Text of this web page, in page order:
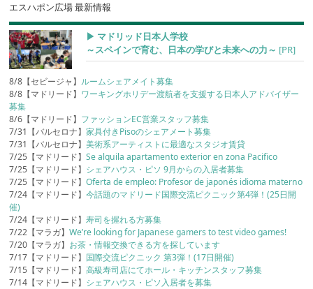
エスハポン広場 最新情報
▶︎ マドリッド日本人学校
～スペインで育む、日本の学びと未来への力～ [PR]
8/8【セビージャ】 ルームシェアメイト募集
8/8【マドリード】 ワーキングホリデー渡航者を支援する日本人アドバイザー
募集
8/6【マドリード】 ファッションEC営業スタッフ募集
7/31【バルセロナ】家具付きPisoのシェアメート募集
7/31【バルセロナ】美術系アーティストに最適なスタジオ賃貸
7/25【マドリード】Se alquila apartamento exterior en zona Pacifico
7/25【マドリード】 シェアハウス・ピソ 9月からの入居者募集
7/25【マドリード】Oferta de empleo: Profesor de japonés idioma materno
7/24【マドリード】今話題のマドリード国際交流ピクニック第4弾！(25日開
催)
7/24【マドリード】寿司を握れる方募集
7/22【マラガ】We’re looking for Japanese gamers to test video games!
7/20【マラガ】 お茶・情報交換できる方を探しています
7/17【マドリード】 国際交流ピクニック 第3弾！(17日開催)
7/15【マドリード】高級寿司店にてホール・キッチンスタッフ募集
7/14【マドリード】 シェアハウス・ピソ入居者を募集